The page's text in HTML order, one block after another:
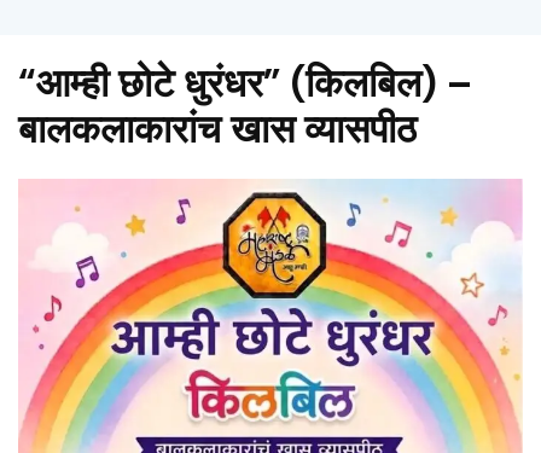
“आम्ही छोटे धुरंधर” (किलबिल) –
बालकलाकारांच खास व्यासपीठ